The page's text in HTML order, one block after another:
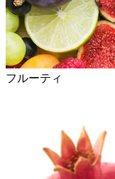
フルーティ